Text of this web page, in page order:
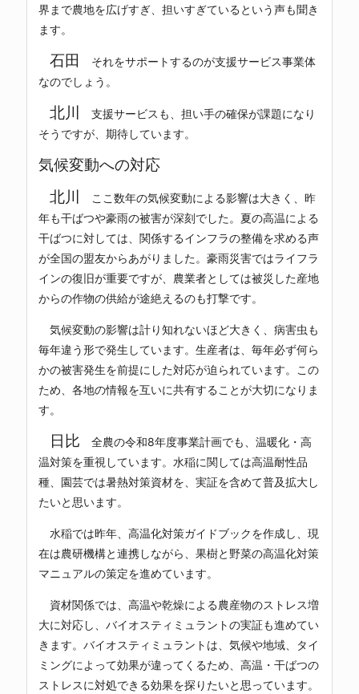
界まで農地を広げすぎ、担いすぎているという声も聞き
ます。
石田
それをサポートするのが支援サービス事業体
なのでしょう。
北川
支援サービスも、担い手の確保が課題になり
そうですが、期待しています。
気候変動への対応
北川
ここ数年の気候変動による影響は大きく、昨
年も干ばつや豪雨の被害が深刻でした。夏の高温による
干ばつに対しては、関係するインフラの整備を求める声
が全国の盟友からあがりました。豪雨災害ではライフラ
インの復旧が重要ですが、農業者としては被災した産地
からの作物の供給が途絶えるのも打撃です。
気候変動の影響は計り知れないほど大きく、病害虫も
毎年違う形で発生しています。生産者は、毎年必ず何ら
かの被害発生を前提にした対応が迫られています。この
ため、各地の情報を互いに共有することが大切になりま
す。
日比 全農の令和8年度事業計画でも、温暖化・高
温対策を重視しています。水稲に関しては高温耐性品
種、園芸では暑熱対策資材を、実証を含めて普及拡大し
たいと思います。
水稲では昨年、高温化対策ガイドブックを作成し、現
在は農研機構と連携しながら、果樹と野菜の高温化対策
マニュアルの策定を進めています。
資材関係では、高温や乾燥による農産物のストレス増
大に対応し、バイオスティミュラントの実証も進めてい
きます。バイオスティミュラントは、気候や地域、タイ
ミングによって効果が違ってくるため、高温・干ばつの
ストレスに対処できる効果を探りたいと思っています。